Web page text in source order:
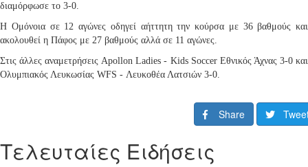
διαμόρφωσε το 3-0.
Η Ομόνοια σε 12 αγώνες οδηγεί αήττητη την κούρσα με 36 βαθμούς και
ακολουθεί η Πάφος με 27 βαθμούς αλλά σε 11 αγώνες.
Στις άλλες αναμετρήσειςApollon Ladies - Kids SoccerΕθνικός Άχνας 3-0 και
Ολυμπιακός Λευκωσίας WFS - Λευκοθέα Λατσιών 3-0.
Share
Τελευταίες Ειδήσεις